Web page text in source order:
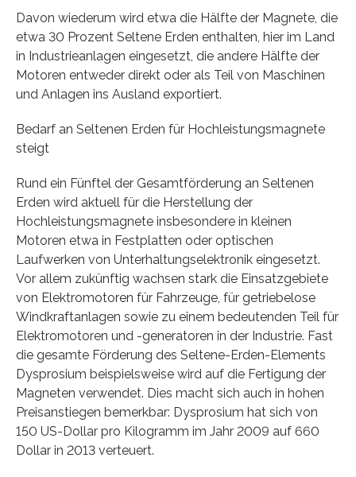
Davon wiederum wird etwa die Hälfte der Magnete, die
etwa 30 Prozent Seltene Erden enthalten, hier im Land
in Industrieanlagen eingesetzt, die andere Hälfte der
Motoren entweder direkt oder als Teil von Maschinen
und Anlagen ins Ausland exportiert.
Bedarf an Seltenen Erden für Hochleistungsmagnete
steigt
Rund ein Fünftel der Gesamtförderung an Seltenen
Erden wird aktuell für die Herstellung der
Hochleistungsmagnete insbesondere in kleinen
Motoren etwa in Festplatten oder optischen
Laufwerken von Unterhaltungselektronik eingesetzt.
Vor allem zukünftig wachsen stark die Einsatzgebiete
von Elektromotoren für Fahrzeuge, für getriebelose
Windkraftanlagen sowie zu einem bedeutenden Teil für
Elektromotoren und -generatoren in der Industrie. Fast
die gesamte Förderung des Seltene-Erden-Elements
Dysprosium beispielsweise wird auf die Fertigung der
Magneten verwendet. Dies macht sich auch in hohen
Preisanstiegen bemerkbar: Dysprosium hat sich von
150 US-Dollar pro Kilogramm im Jahr 2009 auf 660
Dollar in 2013 verteuert.